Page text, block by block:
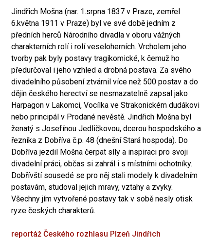
Jindřich Mošna (nar. 1.srpna 1837 v Praze, zemřel
6.května 1911 v Praze) byl ve své době jedním z
předních herců Národního divadla v oboru vážných
charakterních rolí i rolí veseloherních. Vrcholem jeho
tvorby pak byly postavy tragikomické, k čemuž ho
předurčoval i jeho vzhled a drobná postava. Za svého
divadelního působení ztvárnil více než 500 postav a do
dějin českého herectví se nesmazatelně zapsal jako
Harpagon v Lakomci, Vocílka ve Strakonickém dudákovi
nebo principál v Prodané nevěstě. Jindřich Mošna byl
ženatý s Josefínou Jedličkovou, dcerou hospodského a
řezníka z Dobříva č.p. 48 (dnešní Stará hospoda). Do
Dobříva jezdil Mošna čerpat síly a inspiraci pro svoji
divadelní práci, občas si zahrál i s místními ochotníky.
Dobřívští sousedé se pro něj stali modely k divadelním
postavám, studoval jejich mravy, vztahy a zvyky.
Všechny jím vytvořené postavy tak v sobě nesly otisk
ryze českých charakterů.
reportáž Českého rozhlasu Plzeň Jindřich